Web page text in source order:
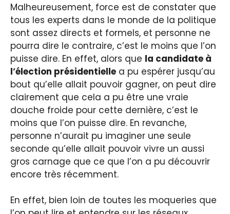
Malheureusement, force est de constater que
tous les experts dans le monde de la politique
sont assez directs et formels, et personne ne
pourra dire le contraire, c’est le moins que l’on
puisse dire. En effet, alors que la candidate à
l’élection présidentielle a pu espérer jusqu’au
bout qu’elle allait pouvoir gagner, on peut dire
clairement que cela a pu être une vraie
douche froide pour cette dernière, c’est le
moins que l’on puisse dire. En revanche,
personne n’aurait pu imaginer une seule
seconde qu’elle allait pouvoir vivre un aussi
gros carnage que ce que l’on a pu découvrir
encore très récemment.
En effet, bien loin de toutes les moqueries que